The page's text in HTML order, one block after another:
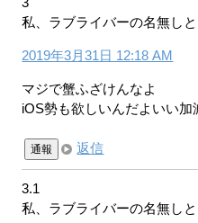
私、ラブライバーの名無しと
2019年3月31日 12:18 AM
マジで蟹ふざけんなよ
iOS勢も欲しいんだよいい加
通報 返信
3.1
私、ラブライバーの名無しと